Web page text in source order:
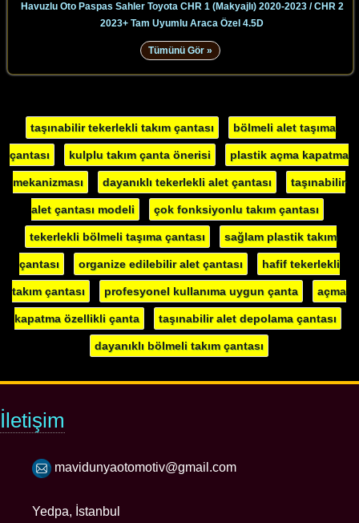
Havuzlu Oto Paspas Sahler Toyota CHR 1 (Makyajlı) 2020-2023 / CHR 2
2023+ Tam Uyumlu Araca Özel 4.5D
Tümünü Gör »
taşınabilir tekerlekli takım çantası bölmeli alet taşıma
çantası kulplu takım çanta önerisi plastik açma kapatma
mekanizması dayanıklı tekerlekli alet çantası taşınabilir
alet çantası modeli çok fonksiyonlu takım çantası
tekerlekli bölmeli taşıma çantası sağlam plastik takım
çantası organize edilebilir alet çantası hafif tekerlekli
takım çantası profesyonel kullanıma uygun çanta açma
kapatma özellikli çanta taşınabilir alet depolama çantası
dayanıklı bölmeli takım çantası
İletişim
mavidunyaotomotiv@gmail.com
Yedpa, İstanbul